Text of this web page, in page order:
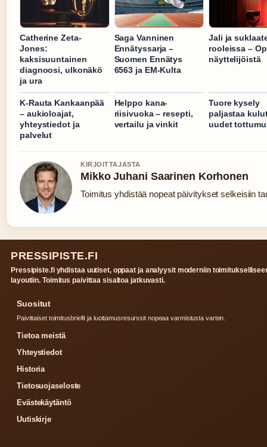
Catherine Zeta-
Jones:
kaksisuuntainen
diagnoosi, ulkonäkö
ja ura
Saga Vanninen
Ennätyssarja –
Suomen Ennätys
6563 ja EM-Kulta
Jali ja
rooleissa –
näyttelijöistä
K-Rauta Kankaanpää
– aukioloajat,
yhteystiedot ja
palvelut
Helppo kana-
riisivuoka – resepti,
vertailu ja vinkit
Tuore kysely
paljastaa
uudet
KIRJOITTAJASTA
Mikko Juhani Saarinen Korhonen
Toimitus yhdistää nopeat päivitykset selkeisiin
PRESSIPISTE.FI
Pressipiste.fi yhdistaa uutiset, oppaat ja analyysit moderniin
layoutiin. Toimitus paivittaa sisaltoa jatkuvasti.
Suositut
Paivittaiset toimitusbriefit ja luottamusresurssit nopeaa varmistusta varten.
Tietoa meistä
Yhteystiedot
Historia
Tietosuojaseloste
Evästekäytäntö
Uutiskirje